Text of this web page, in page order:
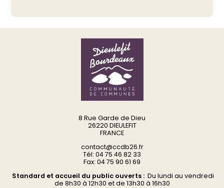
8 Rue Garde de Dieu
26220 DIEULEFIT
FRANCE
contact@ccdb26.fr
Tél: 04 75 46 82 33
Fax: 04 75 90 61 69
Standard et accueil du public ouverts :Du lundi au vendredi
de 8h30 à 12h30 et de 13h30 à 16h30